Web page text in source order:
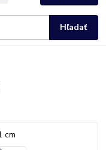
Hľadať